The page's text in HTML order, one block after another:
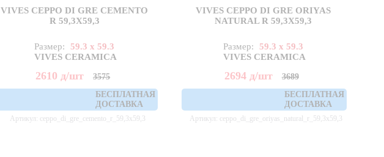
VIVES CEPPO DI GRE CEMENTO
R 59,3X59,3
Размер:
59.3 x 59.3
VIVES CERAMICA
2610 д/шт
3575
БЕСПЛАТНАЯ
ДОСТАВКА
Артикул: ceppo_di_gre_cemento_r_59,3x59,3
VIVES CEPPO DI GRE ORIYAS
NATURAL R 59,3X59,3
Размер:
59.3 x 59.3
VIVES CERAMICA
2694 д/шт
3689
БЕСПЛАТНАЯ
ДОСТАВКА
Артикул: ceppo_di_gre_oriyas_natural_r_59,3x59,3